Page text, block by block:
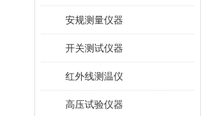
安规测量仪器
开关测试仪器
红外线测温仪
高压试验仪器